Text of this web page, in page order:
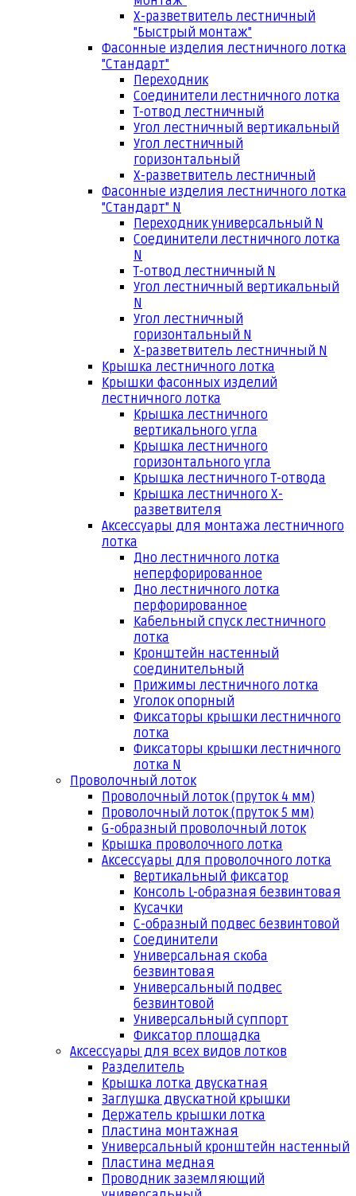
Х-разветвитель лестничный
"Быстрый монтаж"
Фасонные изделия лестничного лотка
"Стандарт"
Переходник
Соединители лестничного лотка
Т-отвод лестничный
Угол лестничный вертикальный
Угол лестничный
горизонтальный
Х-разветвитель лестничный
Фасонные изделия лестничного лотка
"Стандарт" N
Переходник универсальный N
Соединители лестничного лотка
N
Т-отвод лестничный N
Угол лестничный вертикальный
N
Угол лестничный
горизонтальный N
Х-разветвитель лестничный N
Крышка лестничного лотка
Крышки фасонных изделий
лестничного лотка
Крышка лестничного
вертикального угла
Крышка лестничного
горизонтального угла
Крышка лестничного Т-отвода
Крышка лестничного Х-
разветвителя
Аксессуары для монтажа лестничного
лотка
Дно лестничного лотка
неперфорированное
Дно лестничного лотка
перфорированное
Кабельный спуск лестничного
лотка
Кронштейн настенный
соединительный
Прижимы лестничного лотка
Уголок опорный
Фиксаторы крышки лестничного
лотка
Фиксаторы крышки лестничного
лотка N
Проволочный лоток
Проволочный лоток (пруток 4 мм)
Проволочный лоток (пруток 5 мм)
G-образный проволочный лоток
Крышка проволочного лотка
Аксессуары для проволочного лотка
Вертикальный фиксатор
Консоль L-образная безвинтовая
Кусачки
С-образный подвес безвинтовой
Соединители
Универсальная скоба
безвинтовая
Универсальный подвес
безвинтовой
Универсальный суппорт
Фиксатор площадка
Аксессуары для всех видов лотков
Разделитель
Крышка лотка двускатная
Заглушка двускатной крышки
Держатель крышки лотка
Пластина монтажная
Универсальный кронштейн настенный
Пластина медная
Проводник заземляющий